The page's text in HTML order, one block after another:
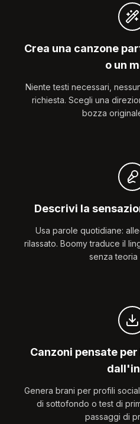
Crea una canzone
o un
Niente testi necessari,
richiesta. Scegli una
bozza
Descrivi la
Usa parole quotidiane:
rilassato. Boomy traduce il
senza teoria
Canzoni pensate
Genera brani per profili
di sottofondo o test di
passaggi di